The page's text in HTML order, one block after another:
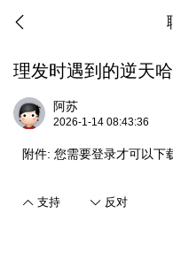
理发时遇到的逆天
阿苏
2026-1-14 08:43:36
附件: 您需要登录才可以下
支持 反对